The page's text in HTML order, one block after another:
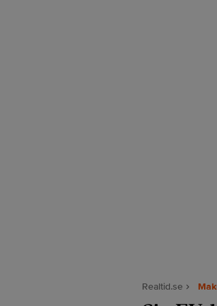
Realtid.se